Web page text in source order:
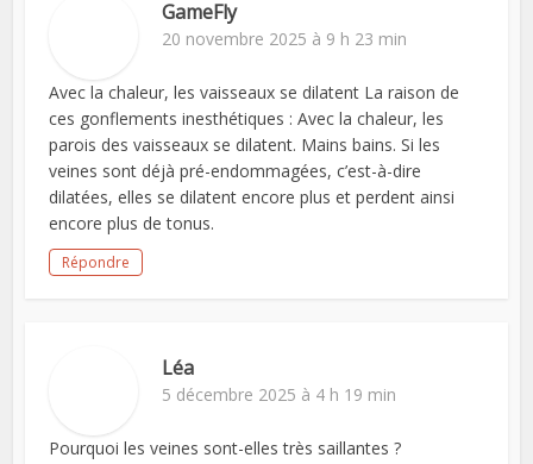
GameFly
20 novembre 2025 à 9 h 23 min
Avec la chaleur, les vaisseaux se dilatent La raison de
ces gonflements inesthétiques : Avec la chaleur, les
parois des vaisseaux se dilatent. Mains bains. Si les
veines sont déjà pré-endommagées, c’est-à-dire
dilatées, elles se dilatent encore plus et perdent ainsi
encore plus de tonus.
Répondre
Léa
5 décembre 2025 à 4 h 19 min
Pourquoi les veines sont-elles très saillantes ?